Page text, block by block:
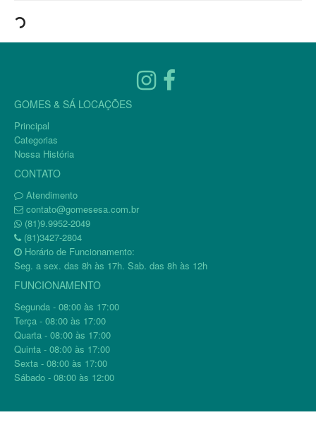
GOMES & SÁ LOCAÇÕES
Principal
Categorias
Nossa História
CONTATO
Atendimento
contato@gomesesa.com.br
(81)9.9952-2049
(81)3427-2804
Horário de Funcionamento:
Seg. a sex. das 8h às 17h. Sab. das 8h às 12h
FUNCIONAMENTO
Segunda - 08:00 às 17:00
Terça - 08:00 às 17:00
Quarta - 08:00 às 17:00
Quinta - 08:00 às 17:00
Sexta - 08:00 às 17:00
Sábado - 08:00 às 12:00